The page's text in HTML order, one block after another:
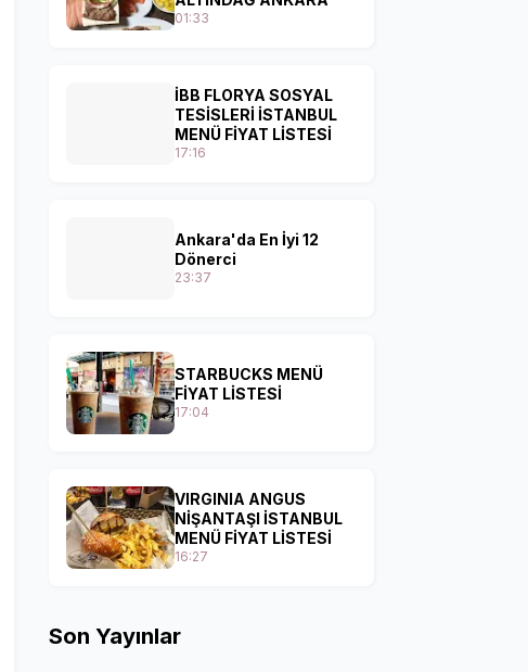
01:33
İBB FLORYA SOSYAL
TESİSLERİ İSTANBUL
MENÜ FİYAT LİSTESİ
17:16
Ankara'da En İyi 12
Dönerci
23:37
STARBUCKS MENÜ
FİYAT LİSTESİ
17:04
VIRGINIA ANGUS
NİŞANTAŞI İSTANBUL
MENÜ FİYAT LİSTESİ
16:27
Son Yayınlar